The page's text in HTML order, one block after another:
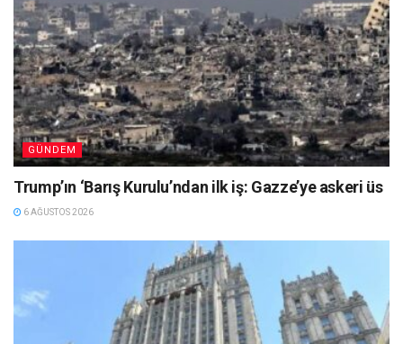
GÜNDEM
Trump’ın ‘Barış Kurulu’ndan ilk iş: Gazze’ye askeri üs
6 AĞUSTOS 2026